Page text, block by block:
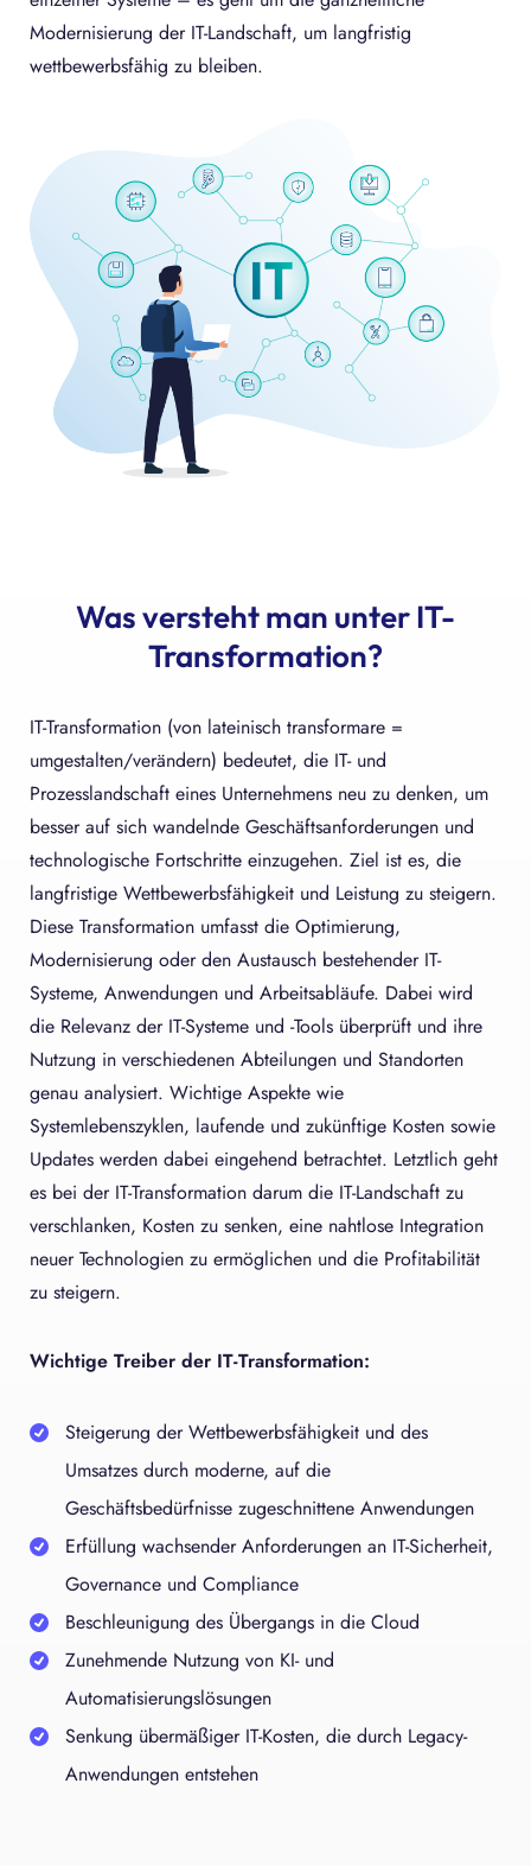
Modernisierung der IT-Landschaft, um langfristig
wettbewerbsfähig zu bleiben.
Was versteht man unter IT-
Transformation?
IT-Transformation (von lateinisch transformare =
umgestalten/verändern) bedeutet, die IT- und
Prozesslandschaft eines Unternehmens neu zu denken, um
besser auf sich wandelnde Geschäftsanforderungen und
technologische Fortschritte einzugehen. Ziel ist es, die
langfristige Wettbewerbsfähigkeit und Leistung zu steigern.
Diese Transformation umfasst die Optimierung,
Modernisierung oder den Austausch bestehender IT-
Systeme, Anwendungen und Arbeitsabläufe. Dabei wird
die Relevanz der IT-Systeme und -Tools überprüft und ihre
Nutzung in verschiedenen Abteilungen und Standorten
genau analysiert. Wichtige Aspekte wie
Systemlebenszyklen, laufende und zukünftige Kosten sowie
Updates werden dabei eingehend betrachtet. Letztlich geht
es bei der IT-Transformation darum die IT-Landschaft zu
verschlanken, Kosten zu senken, eine nahtlose Integration
neuer Technologien zu ermöglichen und die Profitabilität
zu steigern.
Wichtige Treiber der IT-Transformation:
Steigerung der Wettbewerbsfähigkeit und des
Umsatzes durch moderne, auf die
Geschäftsbedürfnisse zugeschnittene Anwendungen
Erfüllung wachsender Anforderungen an IT-Sicherheit,
Governance und Compliance
Beschleunigung des Übergangs in die Cloud
Zunehmende Nutzung von KI- und
Automatisierungslösungen
Senkung übermäßiger IT-Kosten, die durch Legacy-
Anwendungen entstehen